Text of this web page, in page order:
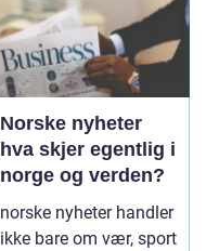
Norske nyheter
hva skjer egentlig i
norge og verden?
norske nyheter handler
ikke bare om vær, sport